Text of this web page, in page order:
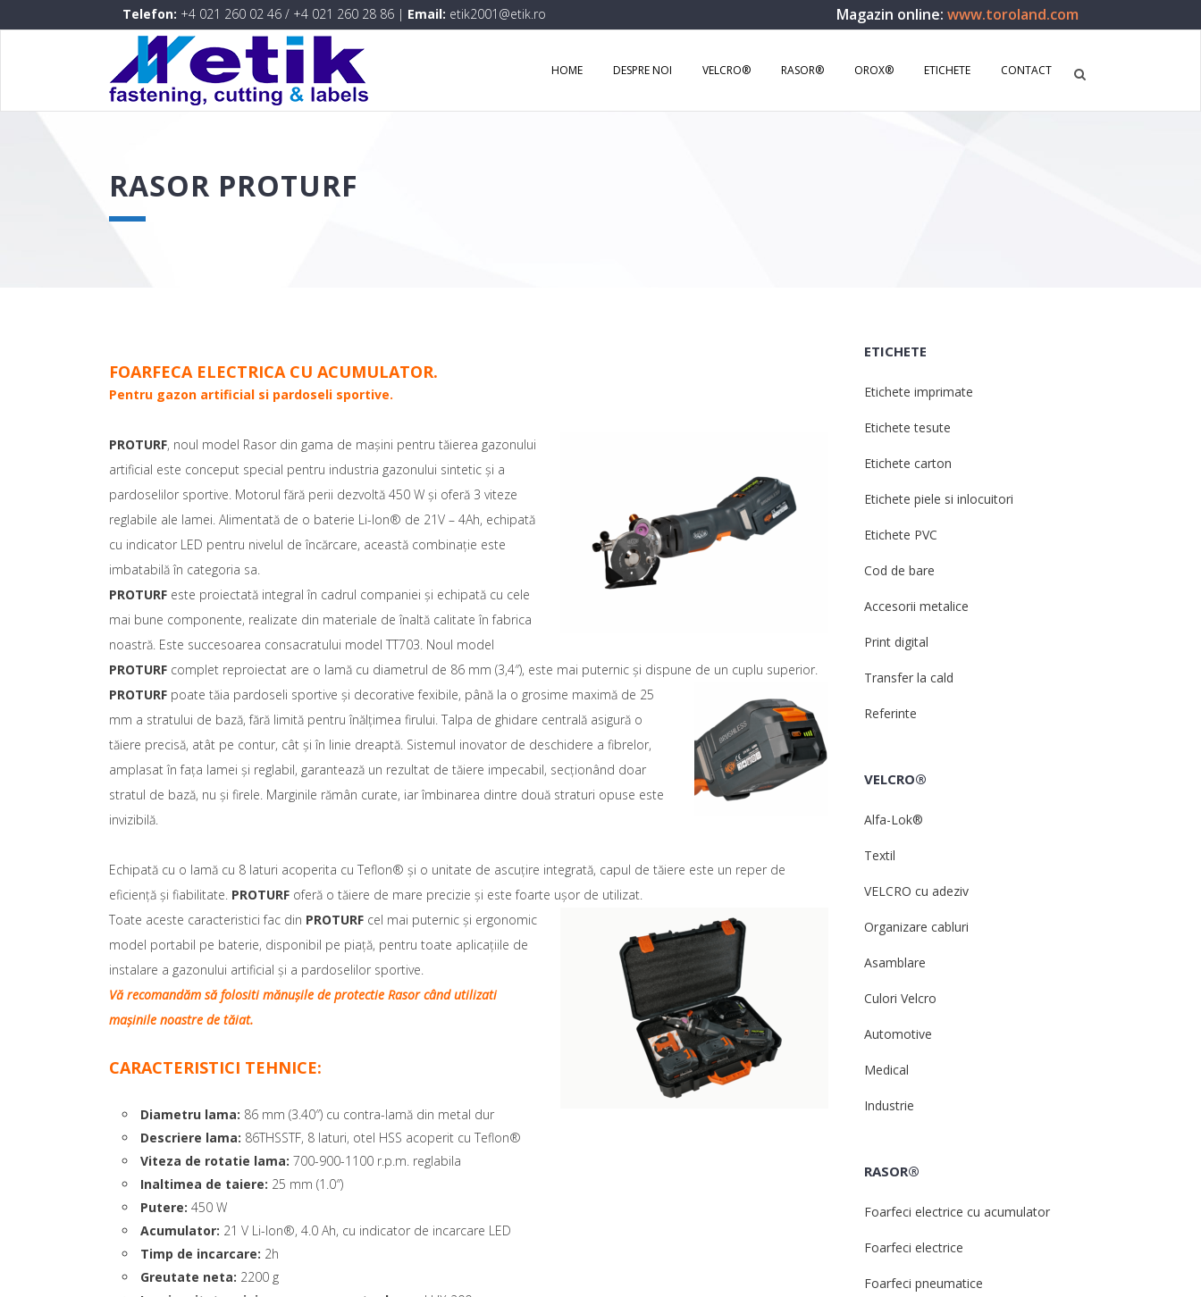
Telefon: +4 021 260 02 46 / +4 021 260 28 86 | Email: etik2001@etik.ro Magazin online: www.toroland.com
HOME DESPRE NOI VELCRO® RASOR® OROX® ETICHETE CONTACT
RASOR PROTURF
FOARFECA ELECTRICA CU ACUMULATOR.
Pentru gazon artificial si pardoseli sportive.
PROTURF, noul model Rasor din gama de mașini pentru tăierea gazonului
artificial este conceput special pentru industria gazonului sintetic și a
pardoselilor sportive. Motorul fără perii dezvoltă 450 W și oferă 3 viteze
reglabile ale lamei. Alimentată de o baterie Li-Ion® de 21V – 4Ah, echipată
cu indicator LED pentru nivelul de încărcare, această combinație este
imbatabilă în categoria sa.
PROTURF este proiectată integral în cadrul companiei și echipată cu cele
mai bune componente, realizate din materiale de înaltă calitate în fabrica
noastră. Este succesoarea consacratului model TT703. Noul model
PROTURF complet reproiectat are o lamă cu diametrul de 86 mm (3,4″), este mai puternic și dispune de un cuplu superior.
PROTURF poate tăia pardoseli sportive și decorative fexibile, până la o grosime maximă de 25
mm a stratului de bază, fără limită pentru înălțimea firului. Talpa de ghidare centrală asigură o
tăiere precisă, atât pe contur, cât și în linie dreaptă. Sistemul inovator de deschidere a fibrelor,
amplasat în fața lamei și reglabil, garantează un rezultat de tăiere impecabil, secționând doar
stratul de bază, nu și firele. Marginile rămân curate, iar îmbinarea dintre două straturi opuse este
invizibilă.
Echipată cu o lamă cu 8 laturi acoperita cu Teflon® și o unitate de ascuțire integrată, capul de tăiere este un reper de
eficiență și fiabilitate. PROTURF oferă o tăiere de mare precizie și este foarte ușor de utilizat.
Toate aceste caracteristici fac din PROTURF cel mai puternic și ergonomic
model portabil pe baterie, disponibil pe piață, pentru toate aplicațiile de
instalare a gazonului artificial și a pardoselilor sportive.
Vă recomandăm să folositi mănușile de protectie Rasor când utilizati
mașinile noastre de tăiat.
CARACTERISTICI TEHNICE:
Diametru lama: 86 mm (3.40″) cu contra-lamă din metal dur
Descriere lama: 86THSSTF, 8 laturi, otel HSS acoperit cu Teflon®
Viteza de rotatie lama: 700-900-1100 r.p.m. reglabila
Inaltimea de taiere: 25 mm (1.0″)
Putere: 450 W
Acumulator: 21 V Li-Ion®, 4.0 Ah, cu indicator de incarcare LED
Timp de incarcare: 2h
Greutate neta: 2200 g
ETICHETE
Etichete imprimate
Etichete tesute
Etichete carton
Etichete piele si inlocuitori
Etichete PVC
Cod de bare
Accesorii metalice
Print digital
Transfer la cald
Referinte
VELCRO®
Alfa-Lok®
Textil
VELCRO cu adeziv
Organizare cabluri
Asamblare
Culori Velcro
Automotive
Medical
Industrie
RASOR®
Foarfeci electrice cu acumulator
Foarfeci electrice
Foarfeci pneumatice